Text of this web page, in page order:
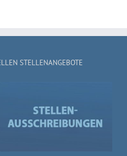
STELLENANGEBOTE